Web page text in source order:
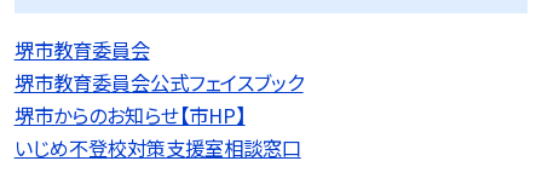
堺市教育委員会
堺市教育委員会公式フェイスブック
堺市からのお知らせ【市HP】
いじめ不登校対策支援室相談窓口